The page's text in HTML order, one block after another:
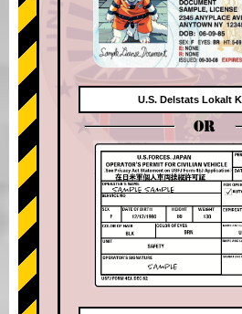
U.S. Delstats Lokalt
OR